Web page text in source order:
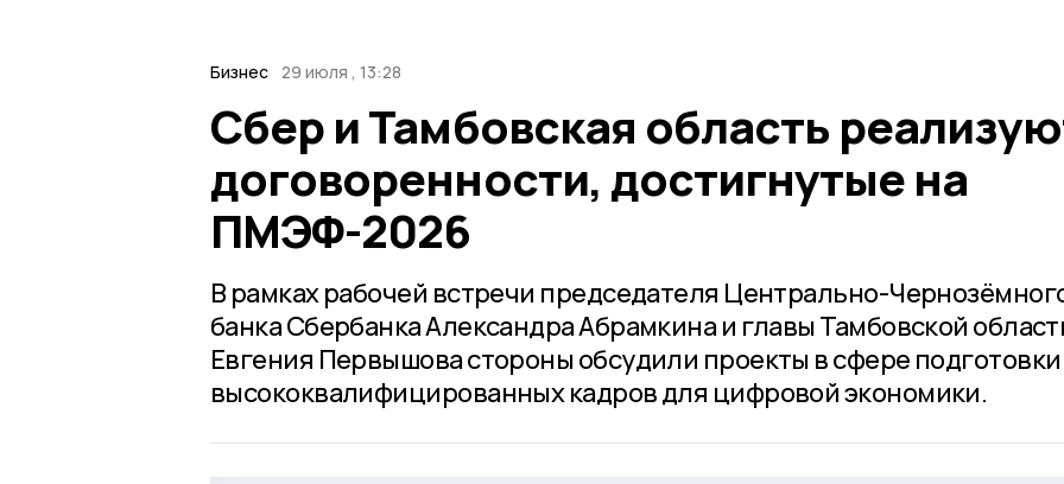
Бизнес 29 июля , 13:28
Сбер и Тамбовская область
договоренности, достигнутые на
ПМЭФ-2026
В рамках рабочей встречи председателя Центрально-
банка Сбербанка Александра Абрамкина и главы Тамбовской
Евгения Первышова стороны обсудили проекты в сфере подготовки
высококвалифицированных кадров для цифровой экономики.